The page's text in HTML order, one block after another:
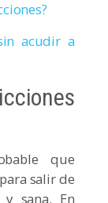
acudir a
que
salir de
sana. En